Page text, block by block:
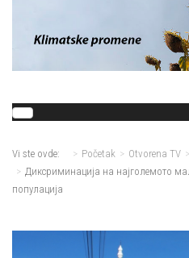
Vi ste ovde: Početak Otvorena TV
Диксриминација на најголемото
популација